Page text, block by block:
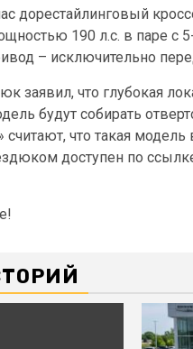
дорестайлинговый
190 л.с. в паре с
– исключительно
заявил, что глубокая
будут собирать
считают, что такая
доступен по